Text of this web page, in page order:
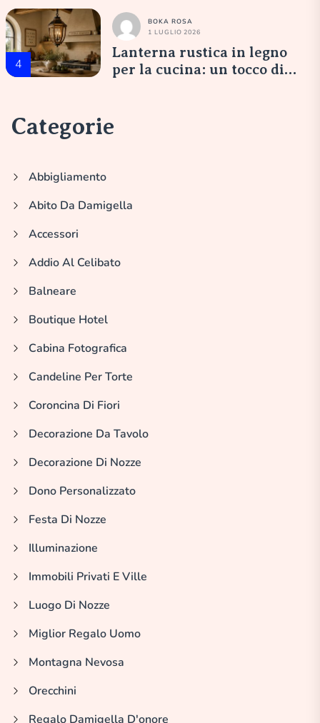
4
BOKA ROSA
1 LUGLIO 2026
Lanterna rustica in legno
per la cucina: un tocco di
Categorie
Abbigliamento
Abito Da Damigella
Accessori
Addio Al Celibato
Balneare
Boutique Hotel
Cabina Fotografica
Candeline Per Torte
Coroncina Di Fiori
Decorazione Da Tavolo
Decorazione Di Nozze
Dono Personalizzato
Festa Di Nozze
Illuminazione
Immobili Privati E Ville
Luogo Di Nozze
Miglior Regalo Uomo
Montagna Nevosa
Orecchini
Regalo Damigella D'onore